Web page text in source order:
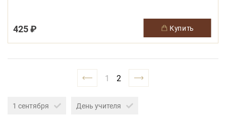
425 ₽ купить
1 2
1 сентября День учителя